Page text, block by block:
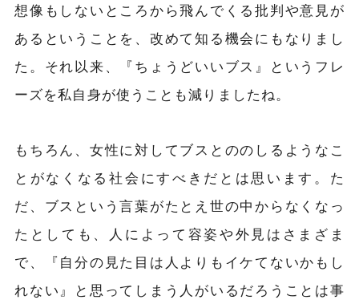
想像もしないところから飛んでくる批判や意見が
あるということを、改めて知る機会にもなりまし
た。それ以来、『ちょうどいいブス』というフレ
ーズを私自身が使うことも減りましたね。
もちろん、女性に対してブスとののしるようなこ
とがなくなる社会にすべきだとは思います。た
だ、ブスという言葉がたとえ世の中からなくなっ
たとしても、人によって容姿や外見はさまざま
で、『自分の見た目は人よりもイケてないかもし
れない』と思ってしまう人がいるだろうことは事